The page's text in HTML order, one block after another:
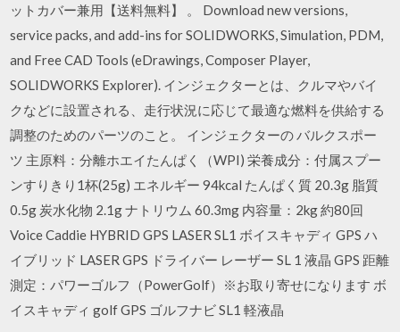
ットカバー兼用【送料無料】 。 Download new versions,
service packs, and add-ins for SOLIDWORKS, Simulation, PDM,
and Free CAD Tools (eDrawings, Composer Player,
SOLIDWORKS Explorer). インジェクターとは、クルマやバイ
クなどに設置される、走行状況に応じて最適な燃料を供給する
調整のためのパーツのこと。 インジェクターの バルクスポー
ツ 主原料：分離ホエイたんぱく（WPI) 栄養成分：付属スプー
ンすりきり1杯(25g) エネルギー 94kcal たんぱく質 20.3g 脂質
0.5g 炭水化物 2.1g ナトリウム 60.3mg 内容量：2kg 約80回
Voice Caddie HYBRID GPS LASER SL1 ボイスキャディ GPS ハ
イブリッド LASER GPS ドライバー レーザー SL 1 液晶 GPS 距離
測定：パワーゴルフ（PowerGolf）※お取り寄せになります ボ
イスキャディ golf GPS ゴルフナビ SL1 軽液晶